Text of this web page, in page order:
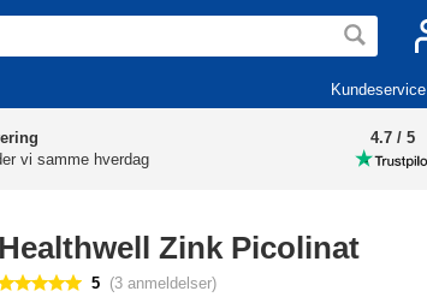
Kundeservice
vi samme hverdag
4.7 / 5
Healthwell Zink Picolinat
5 (3 anmeldelser)